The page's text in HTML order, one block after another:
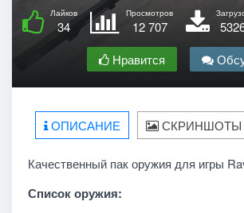
Лайков
34
Просмотров
12 707
Нравится
ОПИСАНИЕ СКРИНШОТЫ
Качественный пак оружия для игры
Список оружия: